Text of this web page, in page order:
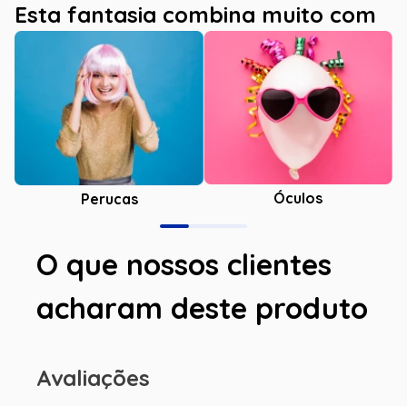
Esta fantasia combina muito com
Perucas Óculos
O que nossos clientes
acharam deste produto
Avaliações